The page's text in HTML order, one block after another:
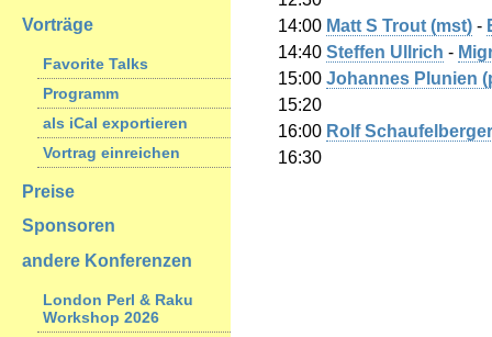
Vorträge
Favorite Talks
Programm
als iCal exportieren
Vortrag einreichen
Preise
Sponsoren
andere Konferenzen
London Perl & Raku
Workshop 2026
14:00 Matt S Trout (‎mst‎) -
14:40 Steffen Ullrich -
15:00 Johannes Plunien
15:20
16:00 Rolf
16:30